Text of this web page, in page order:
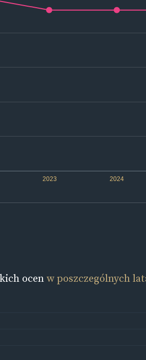
2023 2024
ocenw poszczególnych